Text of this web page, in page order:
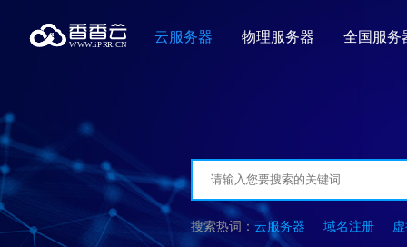
云服务器 物理服务器 全国服务
云服务器 域名注册